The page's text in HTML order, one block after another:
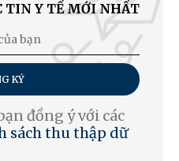
TIN Y TẾ MỚI NHẤT
KÝ
đồng ý với các
sách thu thập dữ